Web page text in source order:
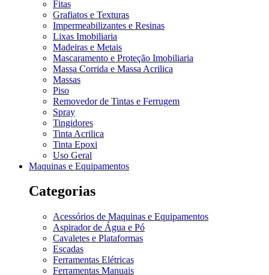
Fitas
Grafiatos e Texturas
Impermeabilizantes e Resinas
Lixas Imobiliaria
Madeiras e Metais
Mascaramento e Proteção Imobiliaria
Massa Corrida e Massa Acrilica
Massas
Piso
Removedor de Tintas e Ferrugem
Spray
Tingidores
Tinta Acrilica
Tinta Epoxi
Uso Geral
Maquinas e Equipamentos
Categorias
Acessórios de Maquinas e Equipamentos
Aspirador de Água e Pó
Cavaletes e Plataformas
Escadas
Ferramentas Elétricas
Ferramentas Manuais